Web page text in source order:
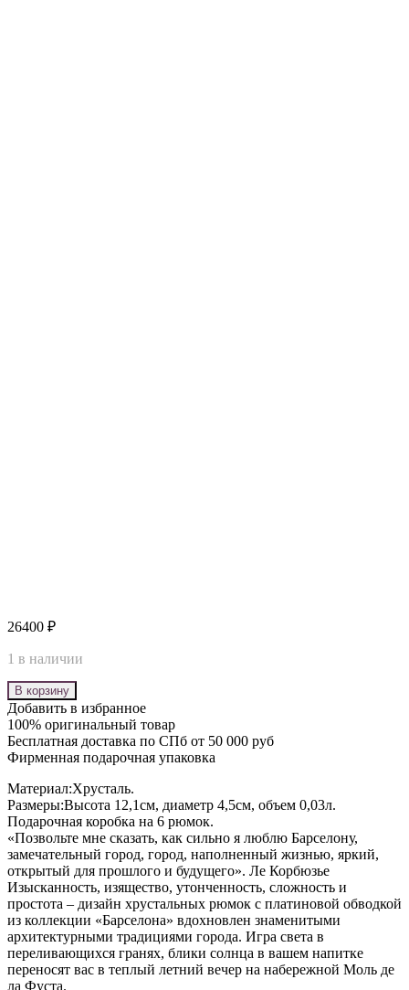
26400 ₽
1 в наличии
В корзину
Добавить в избранное
100% оригинальный товар
Бесплатная доставка по СПб от 50 000 руб
Фирменная подарочная упаковка
Материал:Хрусталь.
Размеры:Высота 12,1см, диаметр 4,5см, объем 0,03л.
Подарочная коробка на 6 рюмок.
«Позвольте мне сказать, как сильно я люблю Барселону,
замечательный город, город, наполненный жизнью, яркий,
открытый для прошлого и будущего». Ле Корбюзье
Изысканность, изящество, утонченность, сложность и
простота – дизайн хрустальных рюмок с платиновой обводкой
из коллекции «Барселона» вдохновлен знаменитыми
архитектурными традициями города. Игра света в
переливающихся гранях, блики солнца в вашем напитке
переносят вас в теплый летний вечер на набережной Моль де
ла Фуста.